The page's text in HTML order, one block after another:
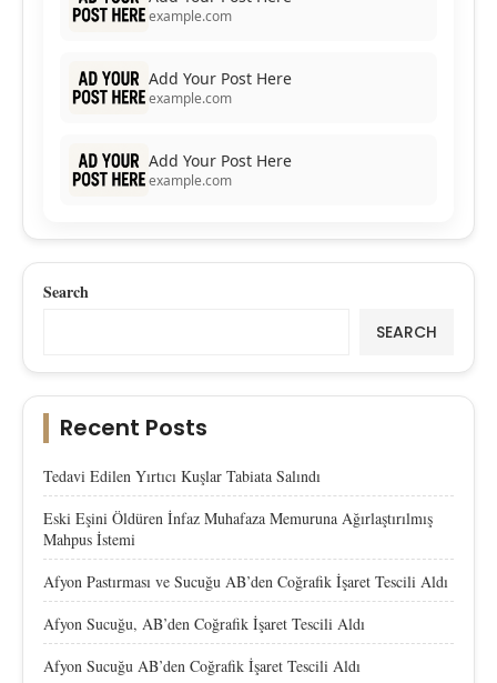
example.com
Add Your Post Here
example.com
Add Your Post Here
example.com
Search
SEARCH
Recent Posts
Tedavi Edilen Yırtıcı Kuşlar Tabiata Salındı
Eski Eşini Öldüren İnfaz Muhafaza Memuruna Ağırlaştırılmış
Mahpus İstemi
Afyon Pastırması ve Sucuğu AB’den Coğrafik İşaret Tescili Aldı
Afyon Sucuğu, AB’den Coğrafik İşaret Tescili Aldı
Afyon Sucuğu AB’den Coğrafik İşaret Tescili Aldı